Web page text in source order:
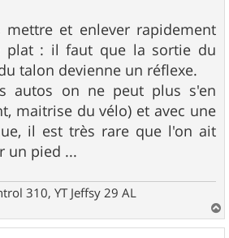
et enlever rapidement
plat : il faut que la sortie du
talon devienne un réflexe.
autos on ne peut plus s'en
maitrise du vélo) et avec une
il est très rare que l'on ait
un pied ...
310, YT Jeffsy 29 AL
a